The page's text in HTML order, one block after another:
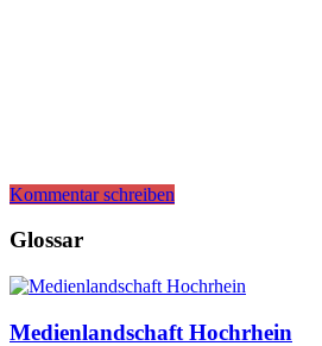
Kommentar schreiben
Glossar
Medienlandschaft Hochrhein